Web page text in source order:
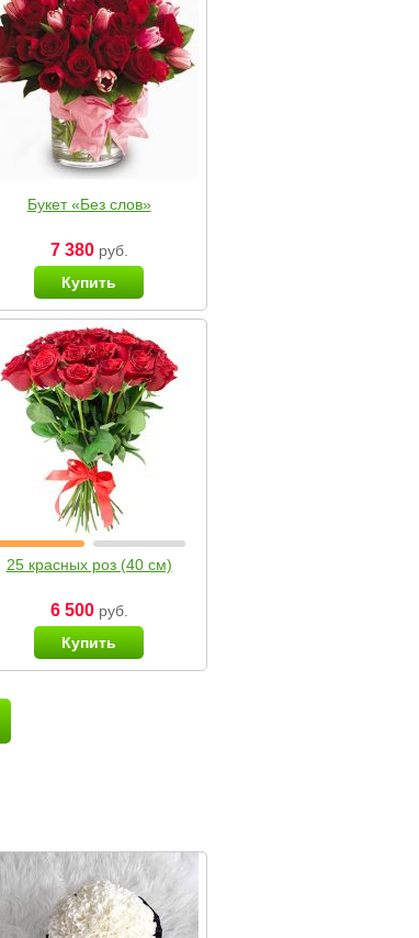
Букет «Без слов»
7 380руб.
Купить
25 красных роз (40 см)
6 500руб.
Купить